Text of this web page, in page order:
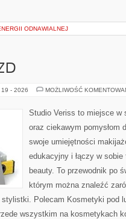
ODNAWIALNEJ
19 - 2026 MOŻLIWOŚĆ
Studio Veriss to miejsce w
oraz ciekawym pomysłom
swoje umiejętności
edukacyjny i łączy w
beauty. To przewodnik po
którym można znaleźć
Polecam Kosmetyki pod
wszystkim na kosmetykach